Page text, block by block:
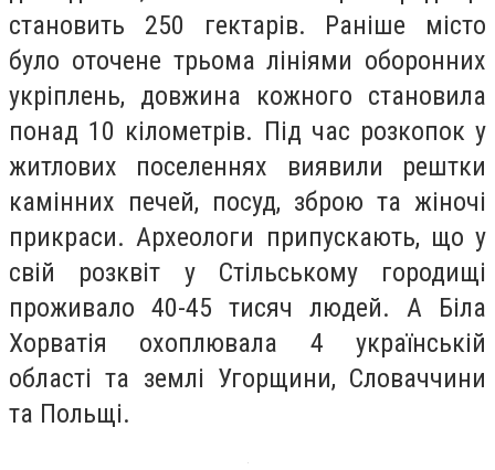
становить 250 гектарів. Раніше місто
було оточене трьома лініями оборонних
укріплень, довжина кожного становила
понад 10 кілометрів. Під час розкопок у
житлових поселеннях виявили рештки
камінних печей, посуд, зброю та жіночі
прикраси. Археологи припускають, що у
свій розквіт у Стільському городищі
проживало 40-45 тисяч людей. А Біла
Хорватія охоплювала 4 українській
області та землі Угорщини, Словаччини
та Польщі.